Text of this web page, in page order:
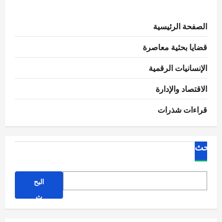
الصفحة الرئيسية
قضايا بحثية معاصرة
الإنسانيات الرقمية
الاقتصاد والإدارة
قراءات شذرات
البحث
البح
ث